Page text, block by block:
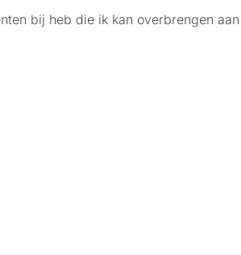
bij heb die ik kan overbrengen aan